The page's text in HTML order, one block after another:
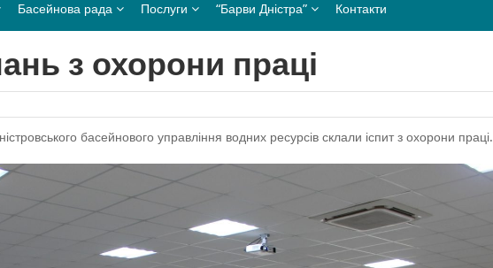
Басейнова рада Послуги “Барви Дністра” Контакти
з охорони праці
басейнового управління водних ресурсів склали іспит з охорони праці.